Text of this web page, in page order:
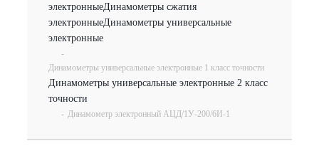
электронныеДинамометры сжатия
электронныеДинамометры универсальные
электронные
-
Динамометры универсальные электронные 1 класс точности
Динамометры универсальные электронные 2 класс
точности
- Динамометр электронный АЦД/1У-200/6И-1